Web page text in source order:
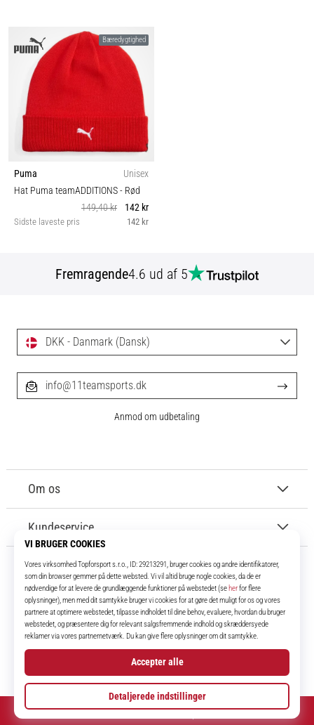
Bæredygtighed
Puma
Unisex
Hat Puma teamADDITIONS- Rød
149,40 kr
142 kr
Sidste laveste pris 142 kr
Fremragende4.6 ud af 5
11teamsports.dk
I over 16 år har vi været dine holdkammerater og bringer dig de bedste og
nyeste fodboldprodukter.
Instagram
Om os
Kundeservice
DKK - Danmark (Dansk)
info@11teamsports.dk
Anmod om udbetaling